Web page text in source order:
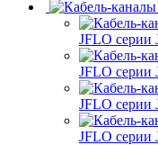
JFLO серии
JFLO серии
JFLO серии
JFLO серии